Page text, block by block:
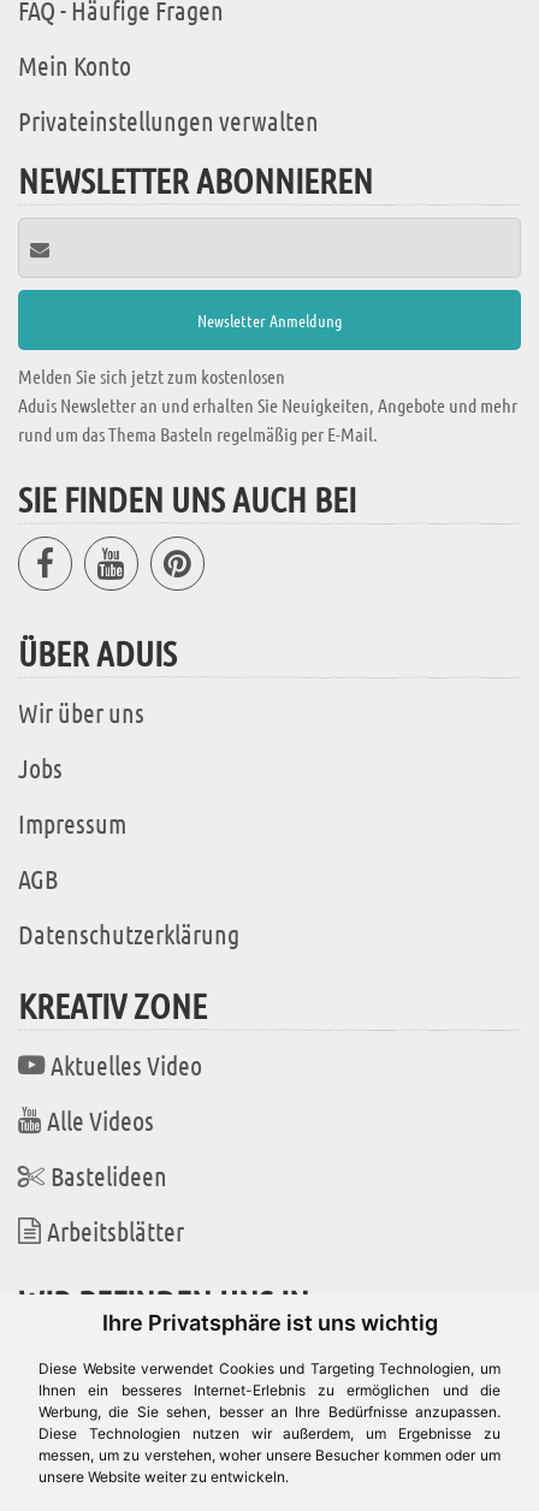
Ihre Privatsphäre ist uns wichtig
Diese Website verwendet Cookies und Targeting Technologien, um
Ihnen ein besseres Internet-Erlebnis zu ermöglichen und die
Werbung, die Sie sehen, besser an Ihre Bedürfnisse anzupassen.
Diese Technologien nutzen wir außerdem, um Ergebnisse zu
messen, um zu verstehen, woher unsere Besucher kommen oder um
unsere Website weiter zu entwickeln.
FAQ - Häufige Fragen
Mein Konto
Privateinstellungen verwalten
NEWSLETTER ABONNIEREN
Melden Sie sich jetzt zum kostenlosen
Aduis Newsletter an und erhalten Sie Neuigkeiten, Angebote und mehr
rund um das Thema Basteln regelmäßig per E-Mail.
SIE FINDEN UNS AUCH BEI
ÜBER ADUIS
Wir über uns
Jobs
Impressum
AGB
Datenschutzerklärung
KREATIV ZONE
Aktuelles Video
Alle Videos
Bastelideen
Arbeitsblätter
WIR BEFINDEN UNS IN
Es gibt uns auch in